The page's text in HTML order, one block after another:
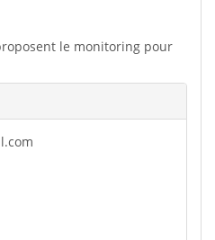
le monitoring pour